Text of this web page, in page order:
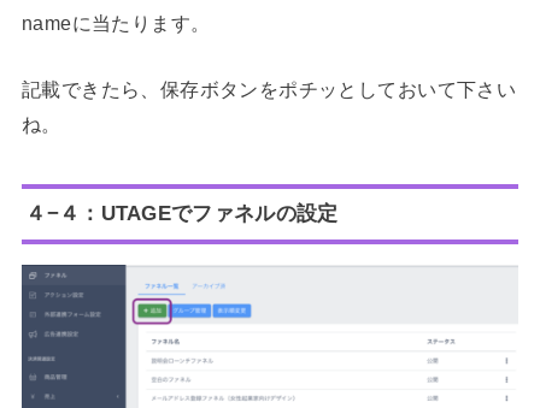
nameに当たります。
記載できたら、保存ボタンをポチッとしておいて下さい
ね。
４−４：UTAGEでファネルの設定